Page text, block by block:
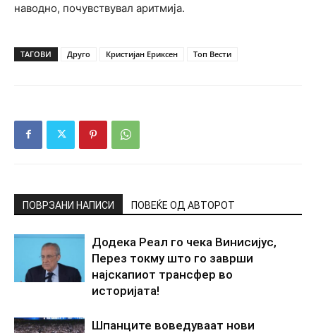
наводно, почувствувал аритмија.
ТАГОВИ Друго Кристијан Ериксен Топ Вести
ПОВРЗАНИ НАПИСИ ПОВЕЌЕ ОД АВТОРОТ
Додека Реал го чека Винисијус,
Перез токму што го заврши
најскапиот трансфер во
историјата!
Шпанците воведуваат нови